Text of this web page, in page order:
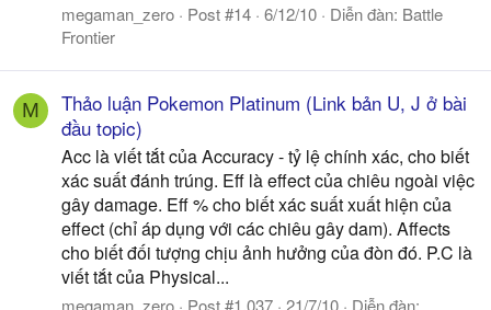
megaman_zero Post #14 6/12/10 Diễn đàn: Battle
Frontier
M
Thảo luận Pokemon Platinum (Link bản U, J ở bài
đầu topic)
Acc là viết tắt của Accuracy - tỷ lệ chính xác, cho biết
xác suất đánh trúng. Eff là effect của chiêu ngoài việc
gây damage. Eff % cho biết xác suất xuất hiện của
effect (chỉ áp dụng với các chiêu gây dam). Affects
cho biết đối tượng chịu ảnh hưởng của đòn đó. P.C là
viết tắt của Physical...
megaman_zero Post #1,037 21/7/10
Diễn đàn: